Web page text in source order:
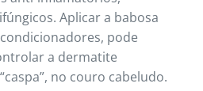
Aplicar a babosa
pode
a dermatite
no couro cabeludo.